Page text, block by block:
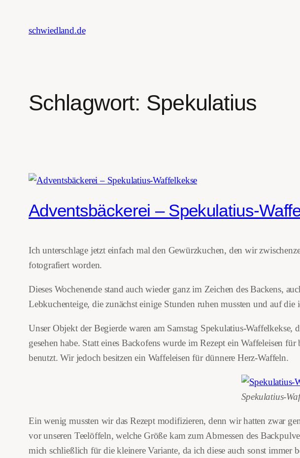
schwiedland.de
Schlagwort: Spekulatius
Adventsbäckerei – Spekulatius-
Ich unterschlage jetzt einfach mal den Gewürzkuchen, den wir
fotografiert worden.
Dieses Wochenende stand auch wieder ganz im Zeichen des Backens,
Lebkuchenteige, die zunächst einige Stunden ruhen mussten und auf die
Unser Objekt der Begierde waren am Samstag Spekulatius-
gesehen habe. Statt eines Backofens wurde im Rezept ein Waffeleisen
benutzt. Wir jedoch besitzen ein Waffeleisen für dünnere Herz-Waffeln.
Spekulatius-
Ein wenig mussten wir das Rezept modifizieren, denn wir hatten zwar
vor unseren Teelöffeln, welche Größe kam zum Abmessen des
mich schließlich für die kleinere Variante, da ich diese auch sonst immer